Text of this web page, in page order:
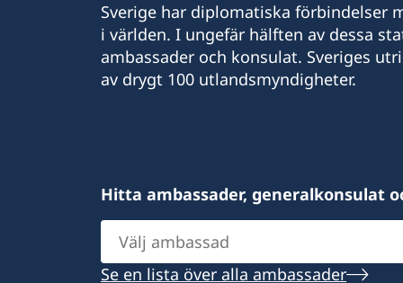
Sverige har diplomatiska förbindelser
i världen. I ungefär hälften av dessa
ambassader och konsulat. Sveriges
av drygt 100 utlandsmyndigheter.
Hitta ambassader, generalkonsulat
Välj
ambassad
Se en lista över alla ambassader